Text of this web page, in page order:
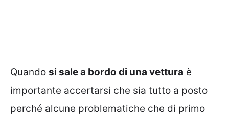
Quando si sale a bordo di una vettura è
importante accertarsi che sia tutto a posto
perché alcune problematiche che di primo